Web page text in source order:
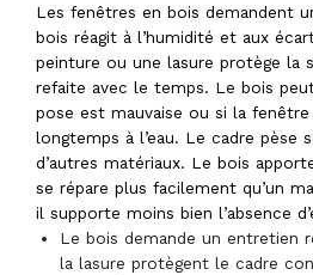
Les fenêtres en bois demandent
bois réagit à l’humidité et aux
peinture ou une lasure protège la
refaite avec le temps. Le bois
pose est mauvaise ou si la
longtemps à l’eau. Le cadre pèse
d’autres matériaux. Le bois
se répare plus facilement qu’un
il supporte moins bien l’absence
Le bois demande un entretien
la lasure protègent le cadre